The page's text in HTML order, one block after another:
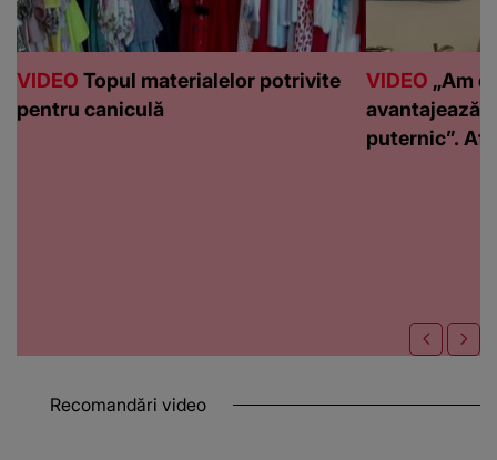
VIDEO Topul materialelor potrivite
pentru caniculă
VIDEO „Am
avantajează
puternic”.
Recomandări video